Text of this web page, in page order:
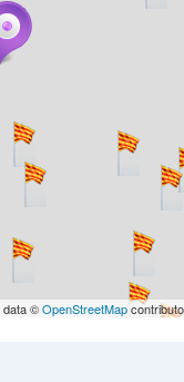
data ©OpenStreetMap